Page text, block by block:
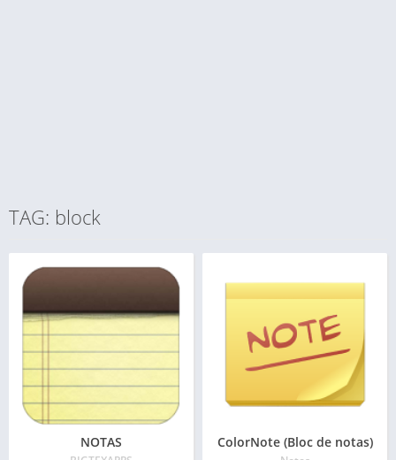
TAG: block
NOTAS ColorNote (Bloc de notas)